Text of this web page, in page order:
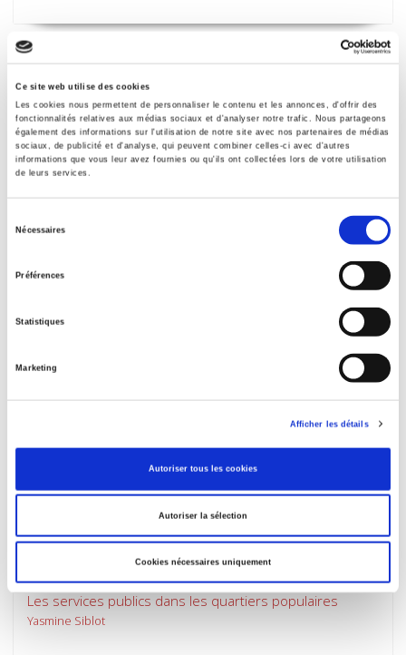
Ce site web utilise des cookies
Les cookies nous permettent de personnaliser le contenu et les annonces, d'offrir des
fonctionnalités relatives aux médias sociaux et d'analyser notre trafic. Nous partageons
également des informations sur l'utilisation de notre site avec nos partenaires de médias
sociaux, de publicité et d'analyse, qui peuvent combiner celles-ci avec d'autres
informations que vous leur avez fournies ou qu'ils ont collectées lors de votre utilisation
de leurs services.
Nécessaires
Préférences
Statistiques
Marketing
Afficher les détails
Autoriser tous les cookies
Autoriser la sélection
Cookies nécessaires uniquement
Le barrio mexicain de San Diego - Californie
Faire valoir ses droits au quotidien
Les services publics dans les quartiers populaires
Yasmine Siblot